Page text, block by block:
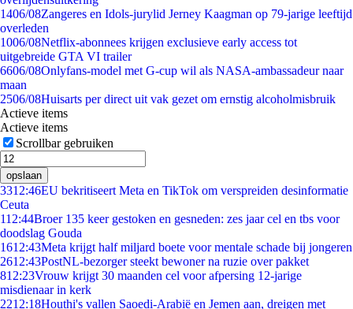
1406/08Zangeres en Idols-jurylid Jerney Kaagman op 79-jarige leeftijd
overleden
1006/08Netflix-abonnees krijgen exclusieve early access tot
uitgebreide GTA VI trailer
6606/08Onlyfans-model met G-cup wil als NASA-ambassadeur naar
maan
2506/08Huisarts per direct uit vak gezet om ernstig alcoholmisbruik
Actieve items
Actieve items
Scrollbar gebruiken
opslaan
3312:46EU bekritiseert Meta en TikTok om verspreiden desinformatie
Ceuta
112:44Broer 135 keer gestoken en gesneden: zes jaar cel en tbs voor
doodslag Gouda
1612:43Meta krijgt half miljard boete voor mentale schade bij jongeren
2612:43PostNL-bezorger steekt bewoner na ruzie over pakket
812:23Vrouw krijgt 30 maanden cel voor afpersing 12-jarige
misdienaar in kerk
2212:18Houthi's vallen Saoedi-Arabië en Jemen aan, dreigen met